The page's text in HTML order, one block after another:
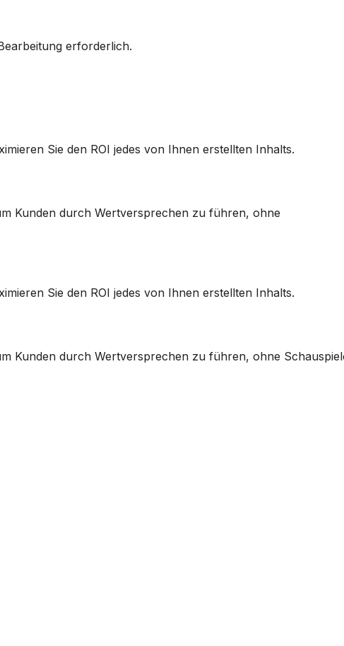
erforderlich.
Sie den ROI jedes von Ihnen erstellten Inhalts.
Kunden durch Wertversprechen zu führen, ohne
Sie den ROI jedes von Ihnen erstellten Inhalts.
Kunden durch Wertversprechen zu führen, ohne